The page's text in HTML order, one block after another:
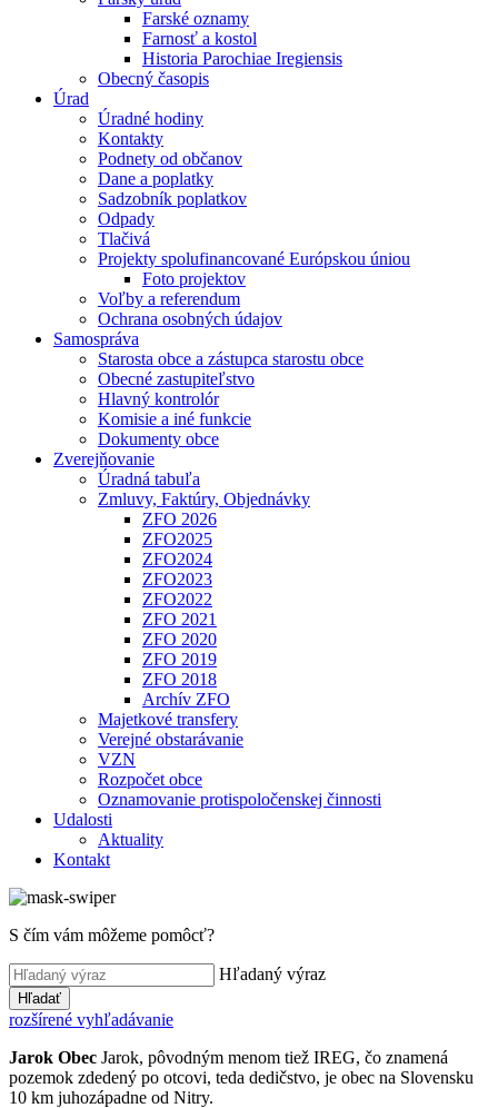
Farské oznamy
Farnosť a kostol
Historia Parochiae Iregiensis
Obecný časopis
Úrad
Úradné hodiny
Kontakty
Podnety od občanov
Dane a poplatky
Sadzobník poplatkov
Odpady
Tlačivá
Projekty spolufinancované Európskou úniou
Foto projektov
Voľby a referendum
Ochrana osobných údajov
Samospráva
Starosta obce a zástupca starostu obce
Obecné zastupiteľstvo
Hlavný kontrolór
Komisie a iné funkcie
Dokumenty obce
Zverejňovanie
Úradná tabuľa
Zmluvy, Faktúry, Objednávky
ZFO 2026
ZFO2025
ZFO2024
ZFO2023
ZFO2022
ZFO 2021
ZFO 2020
ZFO 2019
ZFO 2018
Archív ZFO
Majetkové transfery
Verejné obstarávanie
VZN
Rozpočet obce
Oznamovanie protispoločenskej činnosti
Udalosti
Aktuality
Kontakt
S čím vám môžeme pomôcť?
Hľadaný výraz
Hľadať
rozšírené vyhľadávanie
Jarok Obec Jarok, pôvodným menom tiež IREG, čo znamená
pozemok zdedený po otcovi, teda dedičstvo, je obec na Slovensku
10 km juhozápadne od Nitry.